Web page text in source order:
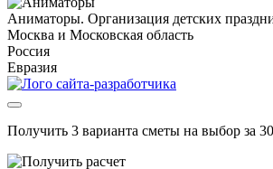
Аниматоры. Организация детских
Москва и Московская область
Россия
Евразия
Получить 3 варианта сметы на выбор за